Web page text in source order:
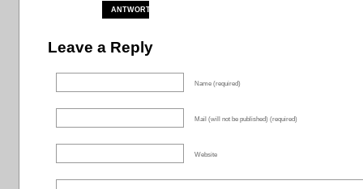
ANTWORTEN
Leave a Reply
Name (required)
Mail (will not be published) (required)
Website